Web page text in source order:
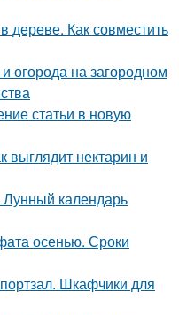
дереве. Как совместить
огорода на загородном
статьи в новую
выглядит нектарин и
Лунный календарь
осенью. Сроки
Шкафчики для